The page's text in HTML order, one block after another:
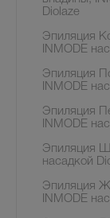
Diolaze
Эпиляция
INMODE
Эпиляция
INMODE
Эпиляция
INMODE
Эпиляция
насадкой
Эпиляция
INMODE